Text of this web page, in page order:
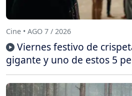
Cine • AGO 7 / 2026
Viernes festivo de
gigante y uno de estos 5